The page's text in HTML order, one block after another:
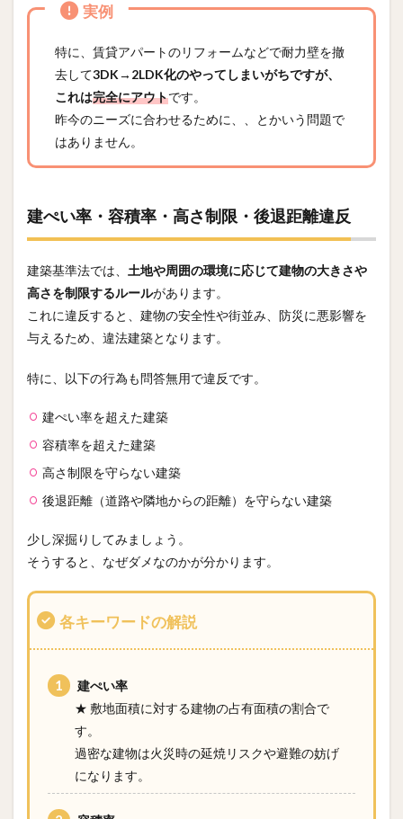
実例
特に、賃貸アパートのリフォームなどで耐力壁を撤
去して3DK→2LDK化のやってしまいがちですが、
これは完全にアウトです。
昨今のニーズに合わせるために、、とかいう問題で
はありません。
建ぺい率・容積率・高さ制限・後退距離違反
建築基準法では、 土地や周囲の環境に応じて建物の大きさや
高さを制限するルールがあります。
これに違反すると、建物の安全性や街並み、防災に悪影響を
与えるため、違法建築となります。
特に、以下の行為も問答無用で違反です。
建ぺい率を超えた建築
容積率を超えた建築
高さ制限を守らない建築
後退距離（道路や隣地からの距離）を守らない建築
少し深掘りしてみましょう。
そうすると、なぜダメなのかが分かります。
各キーワードの解説
建ぺい率
★ 敷地面積に対する建物の占有面積の割合で
す。
過密な建物は火災時の延焼リスクや避難の妨げ
になります。